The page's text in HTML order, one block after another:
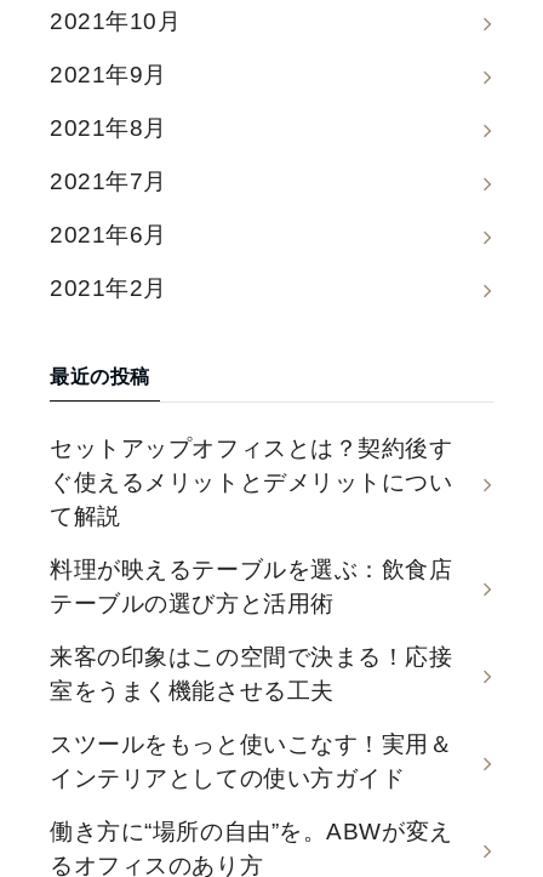
2021年10月
2021年9月
2021年8月
2021年7月
2021年6月
2021年2月
最近の投稿
セットアップオフィスとは？契約後す
ぐ使えるメリットとデメリットについ
て解説
料理が映えるテーブルを選ぶ：飲食店
テーブルの選び方と活用術
来客の印象はこの空間で決まる！応接
室をうまく機能させる工夫
スツールをもっと使いこなす！実用＆
インテリアとしての使い方ガイド
働き方に“場所の自由”を。ABWが変え
るオフィスのあり方